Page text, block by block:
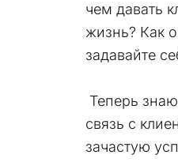
чем давать
жизнь? Как
задавайте
Теперь
связь с
зачастую